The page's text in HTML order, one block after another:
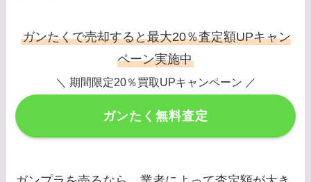
ガンたくで売却すると最大20％査定額UPキャン
ペーン実施中
＼ 期間限定20％買取UPキャンペーン ／
ガンたく無料査定